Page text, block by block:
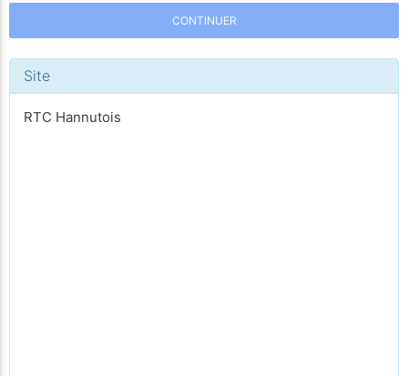
CONTINUER
Site
RTC Hannutois